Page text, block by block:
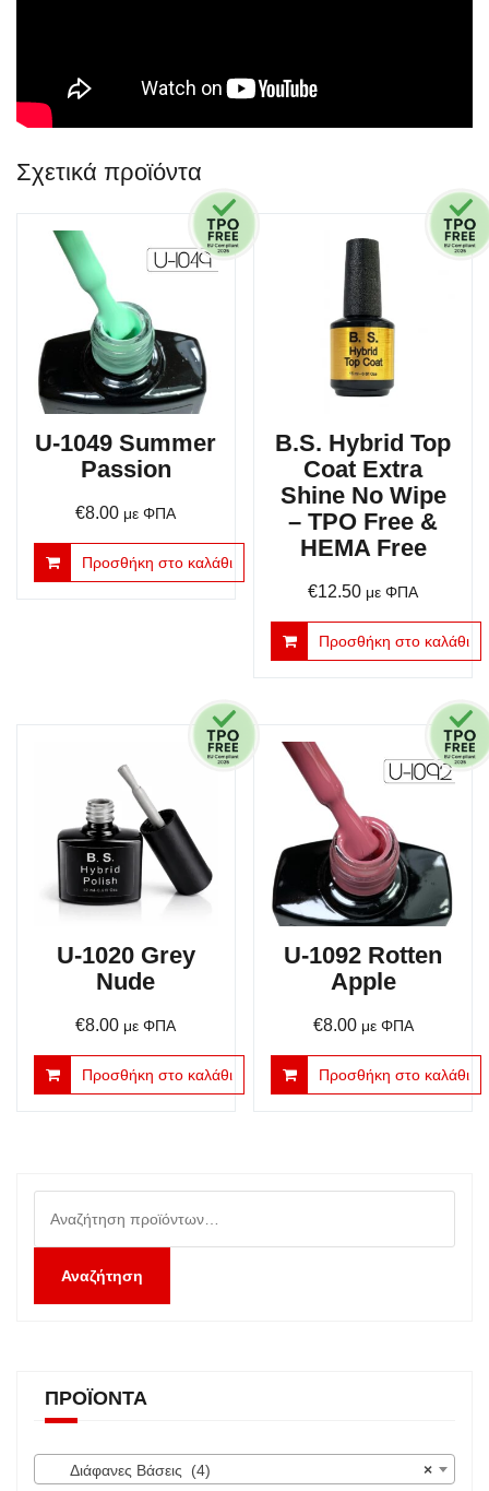
Σχετικά προϊόντα
U-1049 Summer
Passion
€8.00 με ΦΠΑ
Προσθήκη στο καλάθι
B.S. Hybrid Top
Coat Extra
Shine No Wipe
– TPO Free &
HEMA Free
€12.50 με ΦΠΑ
Προσθήκη στο καλάθι
U-1020 Grey
Nude
€8.00 με ΦΠΑ
Προσθήκη στο καλάθι
U-1092 Rotten
Apple
€8.00 με ΦΠΑ
Προσθήκη στο καλάθι
για:
Αναζήτηση
ΠΡΟΪΌΝΤΑ
×
Διάφανες Βάσεις (4)